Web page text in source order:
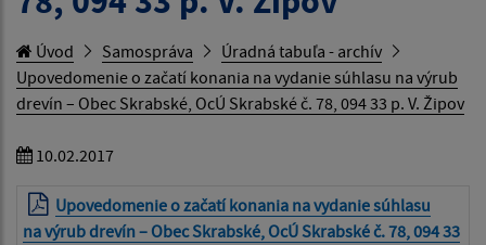
Úvod Samospráva
Úradná tabuľa - archív
Upovedomenie o začatí konania na vydanie súhlasu na výrub
drevín – Obec Skrabské, OcÚ Skrabské č. 78, 094 33 p. V. Žipov
10.02.2017
Upovedomenie o začatí konania na vydanie súhlasu
na výrub drevín – Obec Skrabské, OcÚ Skrabské č. 78, 094 33